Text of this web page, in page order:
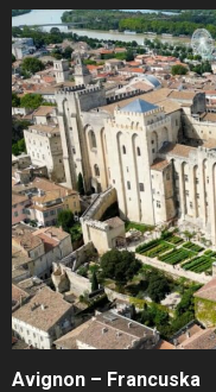
Avignon – Francuska